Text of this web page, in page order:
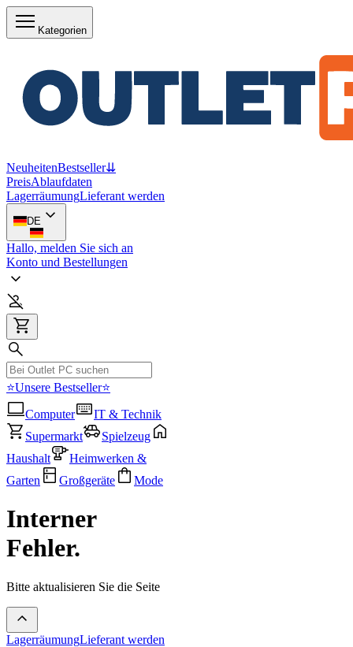
Kategorien
NeuheitenBestseller⇊
PreisAblaufdaten
LagerräumungLieferant werden
DE
Hallo, melden Sie sich an
Konto und Bestellungen
⭐Unsere Bestseller⭐
Computer
IT & Technik
Supermarkt
Spielzeug
Haushalt
Heimwerken &
Garten
Großgeräte Mode
Interner
Fehler.
Bitte aktualisieren Sie die Seite
LagerräumungLieferant werden